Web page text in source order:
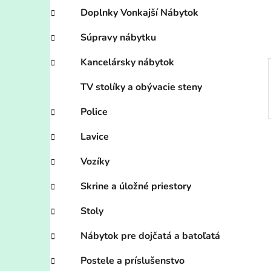
l
Doplnky Vonkajší Nábytok
Súpravy nábytku
Kancelársky nábytok
TV stolíky a obývacie steny
Police
Lavice
Vozíky
Skrine a úložné priestory
Stoly
Nábytok pre dojčatá a batoľatá
Postele a príslušenstvo